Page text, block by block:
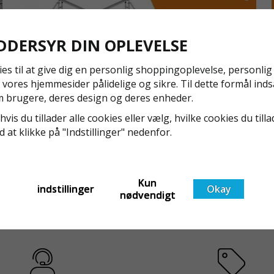
som
låses i
afmontere
vores
krævende
NYA REGLER FÖR RULLSTÄLLNING - AFS2023:9 &
EN1004:2020
Även om det kan verka högst osannolikt så är våra
regler för rullställning i Sverige slappare än de från
föreskrifter i kraft i Sverige gällande rullställningar,
med s
DIN OPLEVELSE
til at give dig en personlig shoppingoplevelse,
hjemmesider pålidelige og sikre. Til dette formål
brugere, deres design og deres enheder.
du tillader alle cookies eller vælg, hvilke cookies du
at klikke på "Indstillinger" nedenfor.
indstillinger
Kun
nødvendigt
Okay